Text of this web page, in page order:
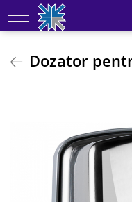
Odorizante pentru incaperi
Dispensere prosoape hartie
Uscatoare pentru maini
Dispensere hartie igienica
Consumabile din hartie
Dozator